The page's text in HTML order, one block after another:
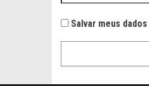
Salvar meus